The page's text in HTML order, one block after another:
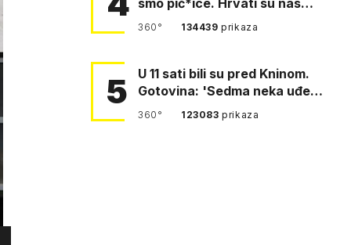
smo pič*ice. Hrvati su nas
pomeli!'
360° 134439prikaza
5
U 11 sati bili su pred Kninom.
Gotovina: 'Sedma neka uđe,
4. gardijska neka g…
360° 123083prikaza